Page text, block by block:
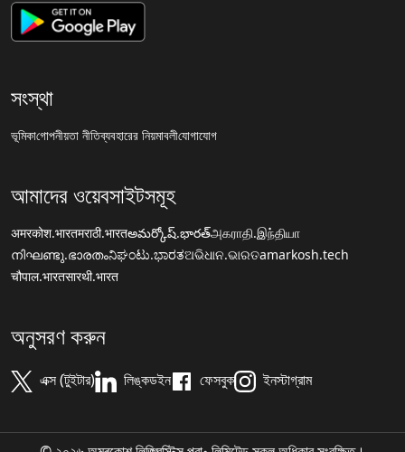
সংস্থা
ভূমিকাগোপনীয়তা নীতিব্যবহারের নিয়মাবলীযোগাযোগ
আমাদের ওয়েবসাইটসমূহ
अमरकोश.भारतमराठी.भारतఅమర్కోష్.భారత్அகராதி.இந்தியா
നിഘണ്ടു.ഭാരതംನಿಘಂಟು.ಭಾರತଅଭିଧାନ.ଭାରତamarkosh.tech
चौपाल.भारतसारथी.भारत
অনুসরণ করুন
এক্স (টুইটার) লিঙ্কডইন ফেসবুক ইনস্টাগ্রাম